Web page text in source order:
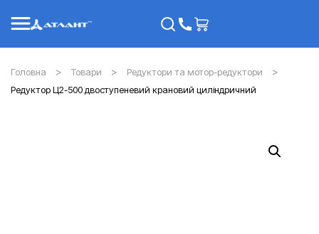
Головна Товари
Редуктори та мотор-редуктори
Редуктор Ц2-500 двоступеневий крановий циліндричний